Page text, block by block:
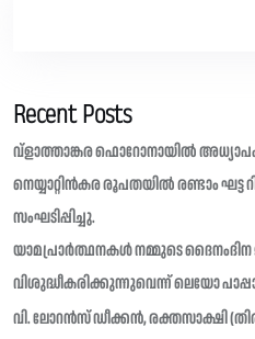
Recent Posts
വ്ളാത്താങ്കര ഫൊറോനായിൽ അധ്യാപക
നെയ്യാറ്റിൻകര രൂപതയിൽ രണ്ടാം ഘട്ട
സംഘടിപ്പിച്ചു.
യാമപ്രാർത്ഥനകൾ നമ്മുടെ
വിശുദ്ധീകരിക്കുന്നുവെന്ന് ലെയോ
വി. ലോറൻസ് ഡീക്കൻ, രക്തസാക്ഷി